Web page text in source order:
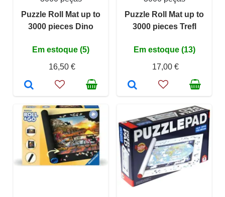
Puzzle Roll Mat up to
3000 pieces Dino
Em estoque (5)
16,50 €
Puzzle Roll Mat up to
3000 pieces Trefl
Em estoque (13)
17,00 €